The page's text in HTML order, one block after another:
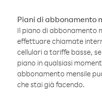
Piani di abbonamento
Il piano di abbonamento
effettuare chiamate
cellulari a tariffe basse,
piano in qualsiasi
abbonamento mensile
che stai già facendo.